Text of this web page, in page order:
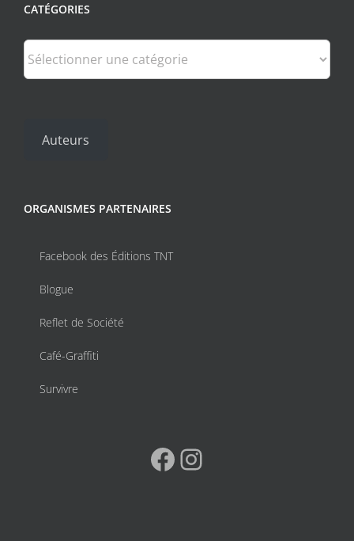
CATÉGORIES
Catégories
Auteurs
ORGANISMES PARTENAIRES
Facebook des Éditions TNT
Blogue
Reflet de Société
Café-Graffiti
Survivre
Facebook